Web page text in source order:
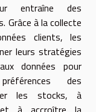
entraîne des
Grâce à la collecte
clients, les
leurs stratégies
données pour
des
les stocks, à